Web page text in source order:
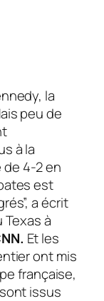
la
peu de
à la
de 4-2 en
est
a écrit
Texas à
. Et les
ont mis
française,
issus